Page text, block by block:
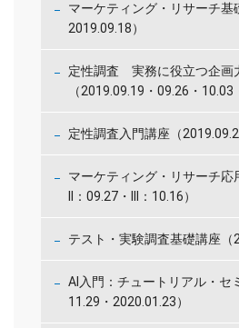
マーケティング・リサーチ基
2019.09.18）
定性調査 実務に役立つ企画
（2019.09.19・09.26・10.03
定性調査入門講座（
マーケティング・リサーチ応
II：09.27・III：10.16）
テスト・実験調査基礎講座（
AI入門：チュートリアル・セ
11.29・2020.01.23）